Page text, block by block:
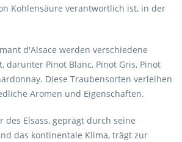
Kohlensäure verantwortlich ist, in der
d'Alsace werden verschiedene
darunter Pinot Blanc, Pinot Gris, Pinot
Diese Traubensorten verleihen
Aromen und Eigenschaften.
des Elsass, geprägt durch seine
das kontinentale Klima, trägt zur